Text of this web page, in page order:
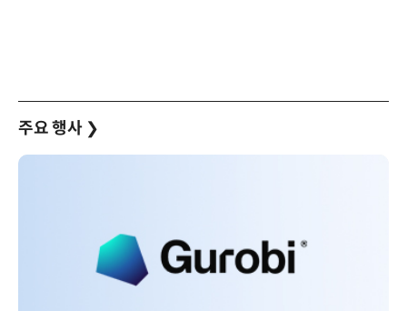
주요 행사 ❯